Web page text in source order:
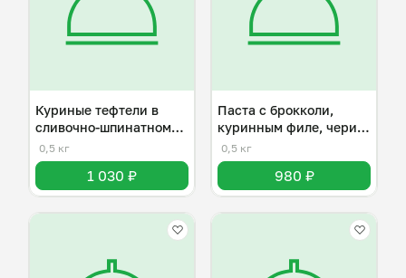
Куриные тефтели в
сливочно-шпинатном
соусе
0,5 кг
1 030 ₽
Паста с брокколи,
куринным филе, чери и
пармезаном
0,5 кг
980 ₽